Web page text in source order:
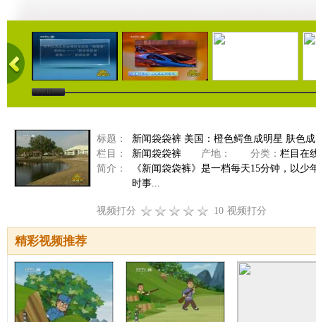
01:24 01:26 01:21
标题：
新闻袋袋裤 美国：橙色鳄鱼成明星 肤色
栏目：
新闻袋袋裤 产地： 分类： 栏目在
简介：
《新闻袋袋裤》是一档每天15分钟，以
时事...
视频打分 10 视频打分
精彩视频推荐